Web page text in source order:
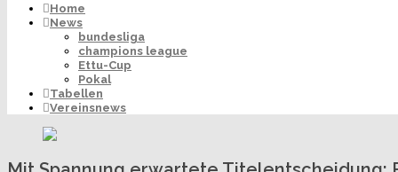
Home
News
bundesliga
champions league
Ettu-Cup
Pokal
Tabellen
Vereinsnews